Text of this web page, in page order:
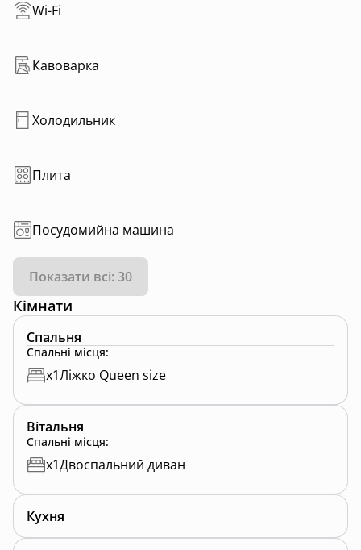
Wi-Fi
Кавоварка
Холодильник
Плита
Посудомийна машина
Показати всі: 30
Кімнати
Спальня
Спальні місця:
x1Ліжко Queen size
Вітальня
Спальні місця:
x1Двоспальний диван
Кухня